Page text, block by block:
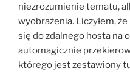
niezrozumienie tematu,
wyobrażenia. Liczyłem,
się do zdalnego hosta na
automagicznie
którego jest zestawiony